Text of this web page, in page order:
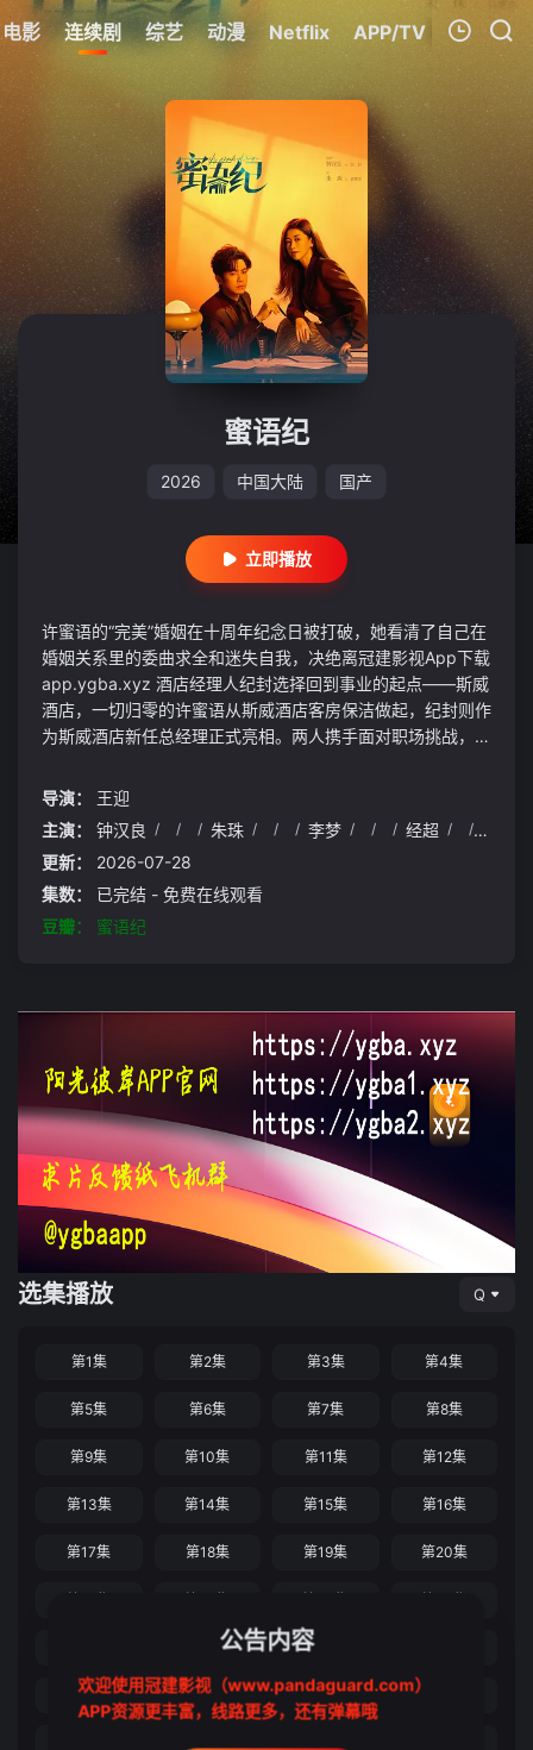
电影 连续剧 综艺 动漫 Netflix APP/TV
我的观影记录
暂无观看影片的记录
蜜语纪
2026 中国大陆 国产
立即播放
许蜜语的“完美”婚姻在十周年纪念日被打破，她看清了自己在
婚姻关系里的委曲求全和迷失自我，决绝离冠建影视App下载
app.ygba.xyz 酒店经理人纪封选择回到事业的起点——斯威
酒店，一切归零的许蜜语从斯威酒店客房保洁做起，纪封则作
为斯威酒店新任总经理正式亮相。两人携手面对职场挑战，从
为了城市新地标…… 剧集改编自红九所著小说《蜜语纪》。
导演：
王迎
主演：
钟汉良 / / / 朱珠 / / / 李梦 / / / 经超 / /
更新：
2026-07-28
集数：
已完结 - 免费在线观看
豆瓣：
蜜语纪
选集播放 Q
第1集 第2集 第3集 第4集
第5集 第6集 第7集 第8集
第9集 第10集 第11集 第12集
第13集 第14集 第15集 第16集
第17集 第18集 第19集 第20集
第26集 第27集
第29集 第30集 第31集 第32集
公告内容
欢迎使用冠建影视（www.pandaguard.com）
APP资源更丰富，线路更多，还有弹幕哦